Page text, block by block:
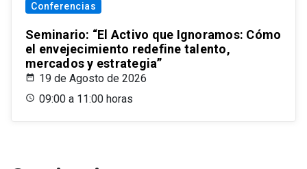
Conferencias
Seminario: “El Activo que Ignoramos: Cómo
el envejecimiento redefine talento,
mercados y estrategia”
19 de Agosto de 2026
09:00 a 11:00 horas